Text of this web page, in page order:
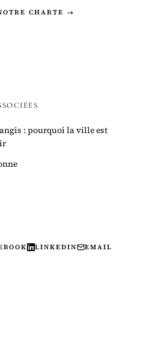
CHARTE →
: pourquoi la ville est
LINKEDIN EMAIL